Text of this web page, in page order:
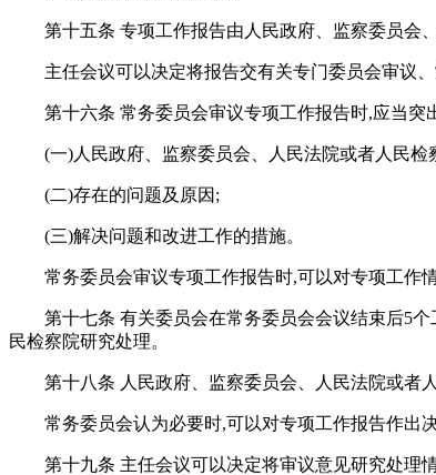
第十五条 专项工作报告由人民政府、监察委员会
主任会议可以决定将报告交有关专门委员会审议
第十六条 常务委员会审议专项工作报告时,应当突
(一)人民政府、监察委员会、人民法院或者人民
(二)存在的问题及原因;
(三)解决问题和改进工作的措施。
常务委员会审议专项工作报告时,可以对专项工作
第十七条 有关委员会在常务委员会会议结束后5
民检察院研究处理。
第十八条 人民政府、监察委员会、人民法院或者
常务委员会认为必要时,可以对专项工作报告作出
第十九条 主任会议可以决定将审议意见研究处理